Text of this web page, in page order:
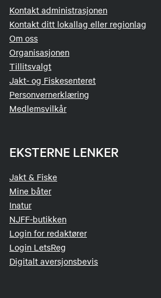
Kontakt administrasjonen
Kontakt ditt lokallag eller regionlag
Om oss
Organisasjonen
Tillitsvalgt
Jakt- og Fiskesenteret
Personvernerklæring
Medlemsvilkår
EKSTERNE LENKER
Jakt & Fiske
Mine båter
Inatur
NJFF-butikken
Login for redaktører
Login LetsReg
Digitalt aversjonsbevis